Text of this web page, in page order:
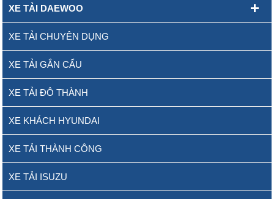
XE TẢI DAEWOO
XE TẢI CHUYÊN DỤNG
XE TẢI GẮN CẨU
XE TẢI ĐÔ THÀNH
XE KHÁCH HYUNDAI
XE TẢI THÀNH CÔNG
XE TẢI ISUZU